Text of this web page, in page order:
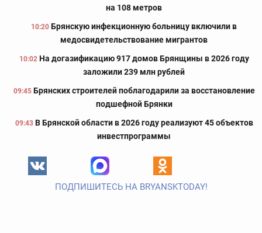
на 108 метров
10:20 Брянскую инфекционную больницу включили в
медосвидетельствование мигрантов
10:02 На догазификацию 917 домов Брянщины в 2026 году
заложили 239 млн рублей
09:45 Брянских строителей поблагодарили за восстановление
подшефной Брянки
09:43 В Брянской области в 2026 году реализуют 45 объектов
инвестпрограммы
ПОДПИШИТЕСЬ НА BRYANSKTODAY!